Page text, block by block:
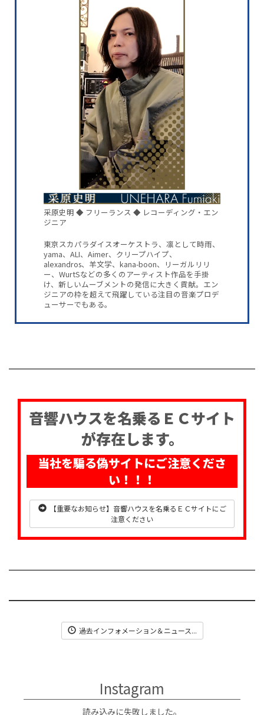
采原史明 ◆ フリーランス ◆ レコーディング・エン
ジニア
東京スカパラダイスオーケストラ、凛として時雨、
yama、ALI、Aimer、クリープハイプ、
alexandros、羊文学、kana-boon、リーガルリリ
ー、WurtSなどの多くのアーティスト作品を手掛
け、新しいムーブメントの発信に大きく貢献。エン
ジニアの枠を超えて飛躍している注目の音楽プロデ
ューサーでもある。
音響ハウスを名乗るＥＣサイト
が存在します。
当社を騙る偽サイトにご注意くださ
い！！！
【重要なお知らせ】音響ハウスを名乗るＥＣサイトにご
注意ください
過去インフォメーション＆ニュース...
Instagram
読み込みに失敗しました。